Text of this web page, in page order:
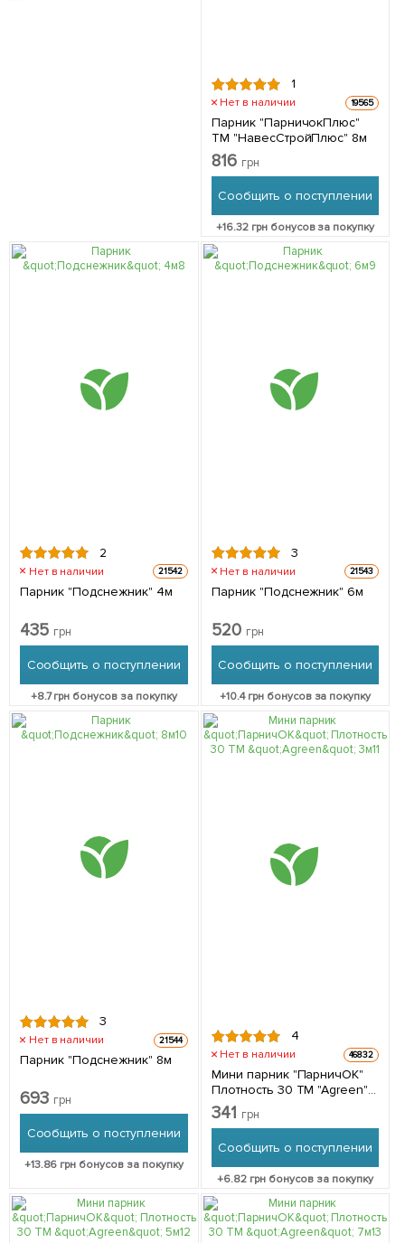
1
Нет в наличии 19565
Парник "ПарничокПлюс"
ТМ "НавесСтройПлюс" 8м
816 грн
Сообщить о поступлении
+16.32грн бонусов за покупку
2
Нет в наличии 21542
Парник "Подснежник" 4м
435 грн
Сообщить о поступлении
+8.7грн бонусов за покупку
3
Нет в наличии 21543
Парник "Подснежник" 6м
520 грн
Сообщить о поступлении
+10.4грн бонусов за покупку
3
Нет в наличии 21544
Парник "Подснежник" 8м
693 грн
Сообщить о поступлении
+13.86 грн бонусов за покупку
4
Нет в наличии 46832
Мини парник "ПарничОК"
Плотность 30 ТМ "Agreen"
3м
341 грн
Сообщить о поступлении
+6.82 грн бонусов за покупку